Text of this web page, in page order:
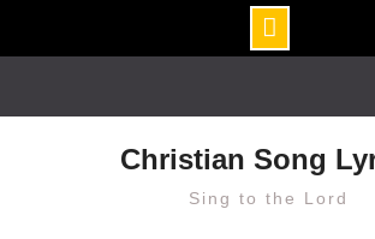
Christian Song
Sing to the Lord